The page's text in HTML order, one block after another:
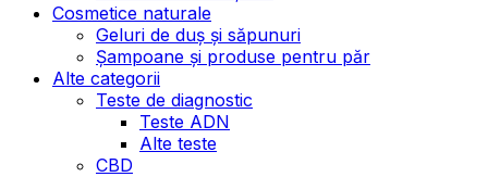
Cosmetice naturale
Geluri de duș și săpunuri
Șampoane și produse pentru păr
Alte categorii
Teste de diagnostic
Teste ADN
Alte teste
CBD